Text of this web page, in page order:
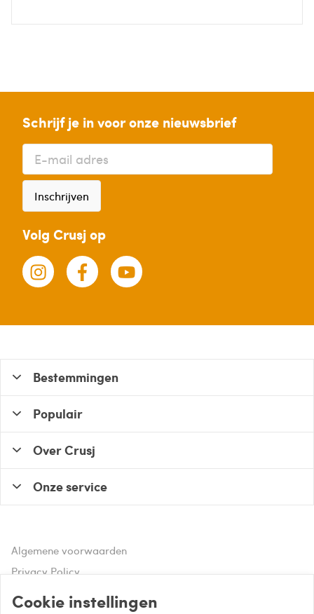
Schrijf je in voor onze nieuwsbrief
Inschrijven
Volg Crusj op
Bestemmingen
Populair
Over Crusj
Onze service
Algemene voorwaarden
Privacy Policy
Cookie instellingen